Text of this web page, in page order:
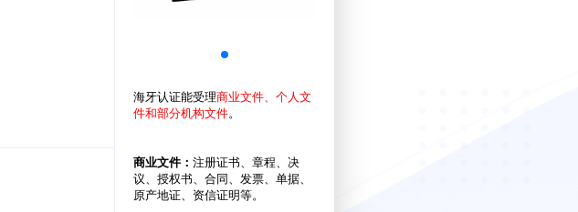
海牙认证能受理商业文件、个人文
件和部分机构文件。
商业文件： 注册证书、章程、决
议、授权书、合同、发票、单据、
原产地证、资信证明等。